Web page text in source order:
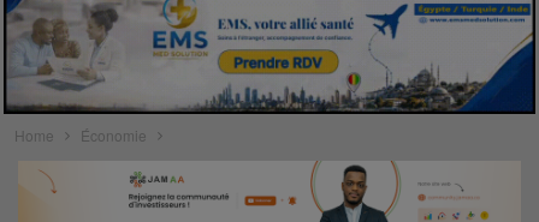
Home Économie